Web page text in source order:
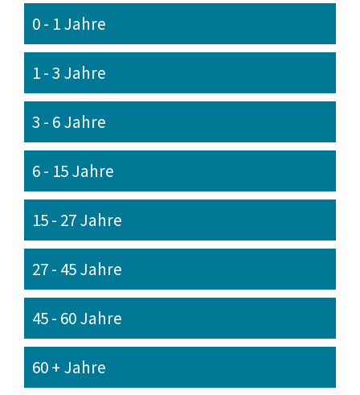
0 - 1 Jahre
1 - 3 Jahre
3 - 6 Jahre
6 - 15 Jahre
15 - 27 Jahre
27 - 45 Jahre
45 - 60 Jahre
60 + Jahre